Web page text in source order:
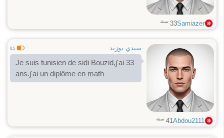
Samiazer
33 سنة
سيدي بوزيد 0.5
Je suis tunisien de sidi Bouzid,j'ai 33
ans.j'ai un diplôme en math
Abdou2111
41 سنة